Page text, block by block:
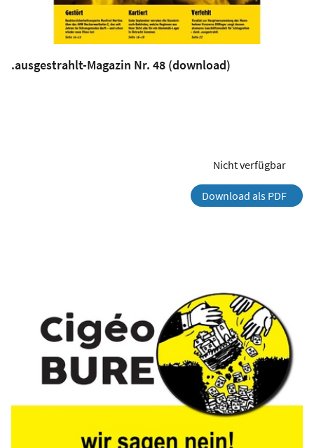
.ausgestrahlt-Magazin Nr. 48 (download)
Nicht verfügbar
Download als PDF